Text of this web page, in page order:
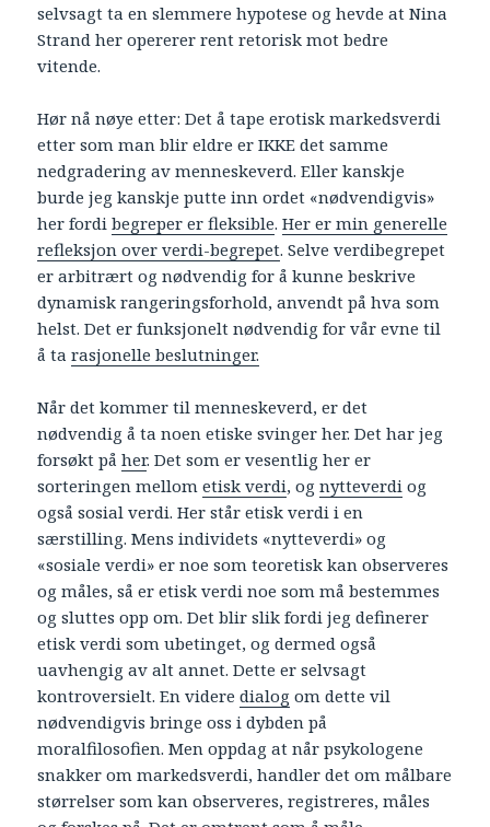
selvsagt ta en slemmere hypotese og hevde at Nina
Strand her opererer rent retorisk mot bedre
vitende.
Hør nå nøye etter: Det å tape erotisk markedsverdi
etter som man blir eldre er IKKE det samme
nedgradering av menneskeverd. Eller kanskje
burde jeg kanskje putte inn ordet «nødvendigvis»
her fordibegreper er fleksible.Her er min generelle
refleksjon over verdi-begrepet. Selve verdibegrepet
er arbitrært og nødvendig for å kunne beskrive
dynamisk rangeringsforhold, anvendt på hva som
helst. Det er funksjonelt nødvendig for vår evne til
å tarasjonelle beslutninger.
Når det kommer til menneskeverd, er det
nødvendig å ta noen etiske svinger her. Det har jeg
forsøkt påher. Det som er vesentlig her er
sorteringen mellometisk verdi, ognytteverdi og
også sosial verdi. Her står etisk verdi i en
særstilling. Mens individets «nytteverdi» og
«sosiale verdi» er noe som teoretisk kan observeres
og måles, så er etisk verdi noe som må bestemmes
og sluttes opp om. Det blir slik fordi jeg definerer
etisk verdi som ubetinget, og dermed også
uavhengig av alt annet. Dette er selvsagt
kontroversielt. En videredialog om dette vil
nødvendigvis bringe oss i dybden på
moralfilosofien. Men oppdag at når psykologene
snakker om markedsverdi, handler det om målbare
størrelser som kan observeres, registreres, måles